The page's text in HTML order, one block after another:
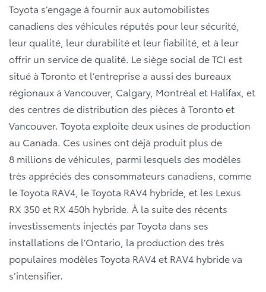
Toyota s’engage à fournir aux automobilistes
canadiens des véhicules réputés pour leur sécurité,
leur qualité, leur durabilité et leur fiabilité, et à leur
offrir un service de qualité. Le siège social de TCI est
situé à Toronto et l’entreprise a aussi des bureaux
régionaux à Vancouver, Calgary, Montréal et Halifax, et
des centres de distribution des pièces à Toronto et
Vancouver. Toyota exploite deux usines de production
au Canada. Ces usines ont déjà produit plus de
8 millions de véhicules, parmi lesquels des modèles
très appréciés des consommateurs canadiens, comme
le Toyota RAV4, le Toyota RAV4 hybride, et les Lexus
RX 350 et RX 450h hybride. À la suite des récents
investissements injectés par Toyota dans ses
installations de l’Ontario, la production des très
populaires modèles Toyota RAV4 et RAV4 hybride va
s’intensifier.